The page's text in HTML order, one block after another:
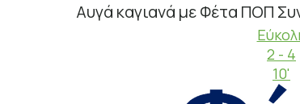
Αυγά καγιανά με Φέτα ΠΟΠ
2 - 4
10'